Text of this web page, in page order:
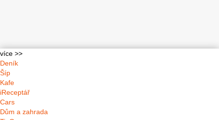
více >>
Deník
Šíp
Kafe
iReceptář
Cars
Dům a zahrada